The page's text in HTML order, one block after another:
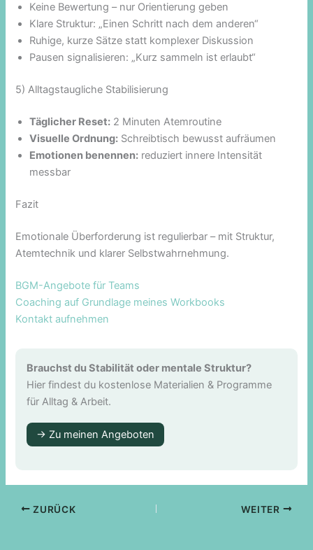
Keine Bewertung – nur Orientierung geben
Klare Struktur: „Einen Schritt nach dem anderen“
Ruhige, kurze Sätze statt komplexer Diskussion
Pausen signalisieren: „Kurz sammeln ist erlaubt“
5) Alltagstaugliche Stabilisierung
Täglicher Reset: 2 Minuten Atemroutine
Visuelle Ordnung: Schreibtisch bewusst aufräumen
Emotionen benennen: reduziert innere Intensität
messbar
Fazit
Emotionale Überforderung ist regulierbar – mit Struktur,
Atemtechnik und klarer Selbstwahrnehmung.
BGM-Angebote für Teams
Coaching auf Grundlage meines Workbooks
Kontakt aufnehmen
Brauchst du Stabilität oder mentale Struktur?
Hier findest du kostenlose Materialien & Programme
für Alltag & Arbeit.
→ Zu meinen Angeboten
ZURÜCK WEITER